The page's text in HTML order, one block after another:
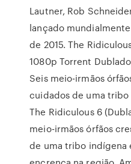
Lautner, Rob
lançado
de 2015. The
1080p Torrent
Seis meio-irmãos
cuidados de uma
The Ridiculous 6
meio-irmãos órfãos
de uma tribo indígena